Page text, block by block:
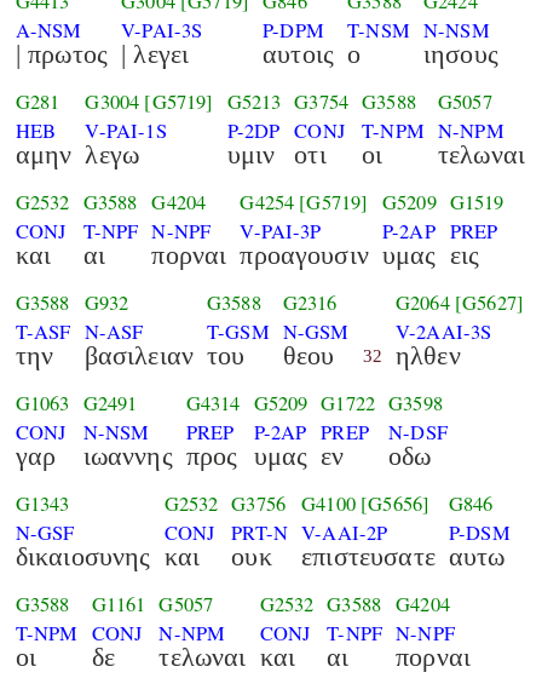
A-NSM
| πρωτος
V-PAI-3S
| λεγει
P-DPM
αυτοις
T-NSM
ο
N-NSM
ιησους
G281
HEB
αμην
G3004 [G5719]
V-PAI-1S
λεγω
G5213
P-2DP
υμιν
G3754
CONJ
οτι
G3588
T-NPM
οι
G5057
N-NPM
τελωναι
G2532
CONJ
και
G3588
T-NPF
αι
G4204
N-NPF
πορναι
G4254 [G5719]
V-PAI-3P
προαγουσιν
G5209
P-2AP
υμας
G1519
PREP
εις
G3588
T-ASF
την
G932
N-ASF
βασιλειαν
G3588
T-GSM
του
G2316
N-GSM
θεου 32
G2064 [G5627]
V-2AAI-3S
ηλθεν
G1063
CONJ
γαρ
G2491
N-NSM
ιωαννης
G4314
PREP
προς
G5209
P-2AP
υμας
G1722
PREP
εν
G3598
N-DSF
οδω
G1343
N-GSF
δικαιοσυνης
G2532
CONJ
και
G3756
PRT-N
ουκ
G4100 [G5656]
V-AAI-2P
επιστευσατε
G846
P-DSM
αυτω
G3588
T-NPM
οι
G1161
CONJ
δε
G5057
N-NPM
τελωναι
G2532
CONJ
και
G3588
T-NPF
αι
G4204
N-NPF
πορναι